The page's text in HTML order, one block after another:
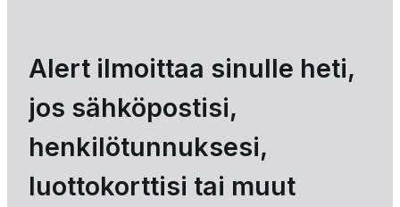
Alert ilmoittaa sinulle heti,
jos sähköpostisi,
henkilötunnuksesi,
luottokorttisi tai muut